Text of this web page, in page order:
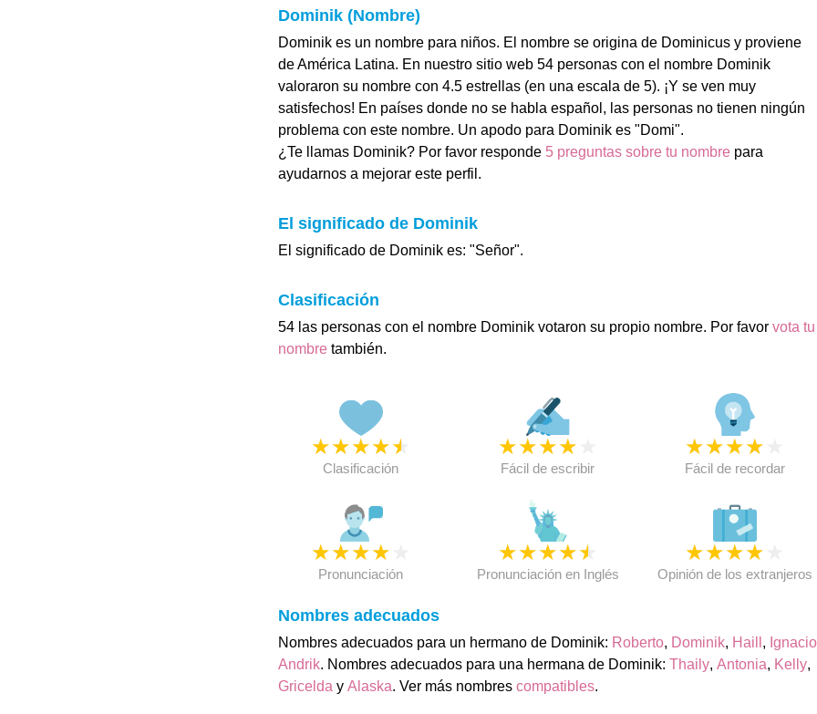
Dominik (Nombre)
Dominik es un nombre para niños. El nombre se origina de Dominicus y proviene
de América Latina. En nuestro sitio web 54 personas con el nombre Dominik
valoraron su nombre con 4.5 estrellas (en una escala de 5). ¡Y se ven muy
satisfechos! En países donde no se habla español, las personas no tienen ningún
problema con este nombre. Un apodo para Dominik es "Domi".
¿Te llamas Dominik? Por favor responde 5 preguntas sobre tu nombre para
ayudarnos a mejorar este perfil.
El significado de Dominik
El significado de Dominik es: "Señor".
Clasificación
54 las personas con el nombre Dominik votaron su propio nombre. Por favor vota tu
nombretambién.
★★★★★
Clasificación
★★★★
Fácil de escribir
★★★★
Fácil de recordar
★★★★
Pronunciación
★★★★★
Pronunciación en Inglés
★★★★
Opinión de los extranjeros
Nombres adecuados
Nombres adecuados para un hermano de Dominik: Roberto, Dominik, Haill , Ignacio
Andrik. Nombres adecuados para una hermana de Dominik: Thaily, Antonia, Kelly,
Gricelda y Alaska. Ver más nombres compatibles.